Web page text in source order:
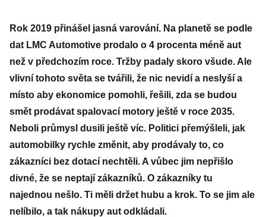
Rok 2019 přinášel jasná varování. Na planetě se podle
dat LMC Automotive prodalo o 4 procenta méně aut
než v předchozím roce. Tržby padaly skoro všude. Ale
vlivní tohoto světa se tvářili, že nic nevidí a neslyší a
místo aby ekonomice pomohli, řešili, zda se budou
smět prodávat spalovací motory ještě v roce 2035.
Neboli průmysl dusili ještě víc. Politici přemýšleli, jak
automobilky rychle změnit, aby prodávaly to, co
zákazníci bez dotací nechtěli. A vůbec jim nepřišlo
divné, že se neptají zákazníků. O zákazníky tu
najednou nešlo. Ti měli držet hubu a krok. To se jim ale
nelíbilo, a tak nákupy aut odkládali.